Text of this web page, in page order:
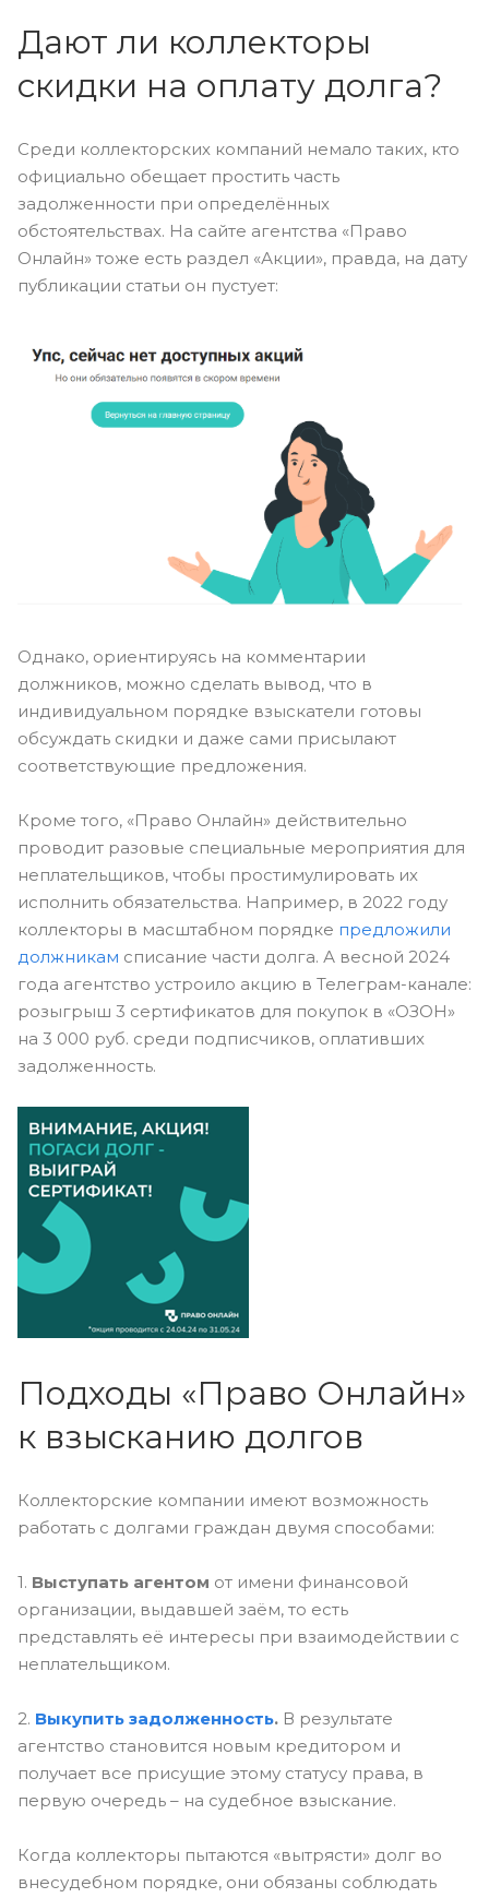
Дают ли коллекторы
скидки на оплату долга?
Среди коллекторских компаний немало таких, кто
официально обещает простить часть
задолженности при определённых
обстоятельствах. На сайте агентства «Право
Онлайн» тоже есть раздел «Акции», правда, на дату
публикации статьи он пустует:
Однако, ориентируясь на комментарии
должников, можно сделать вывод, что в
индивидуальном порядке взыскатели готовы
обсуждать скидки и даже сами присылают
соответствующие предложения.
Кроме того, «Право Онлайн» действительно
проводит разовые специальные мероприятия для
неплательщиков, чтобы простимулировать их
исполнить обязательства. Например, в 2022 году
коллекторы в масштабном порядке предложили
должникам списание части долга. А весной 2024
года агентство устроило акцию в Телеграм-канале:
розыгрыш 3 сертификатов для покупок в «ОЗОН»
на 3 000 руб. среди подписчиков, оплативших
задолженность.
Подходы «Право Онлайн»
к взысканию долгов
Коллекторские компании имеют возможность
работать с долгами граждан двумя способами:
1. Выступать агентом от имени финансовой
организации, выдавшей заём, то есть
представлять её интересы при взаимодействии с
неплательщиком.
2. Выкупить задолженность. В результате
агентство становится новым кредитором и
получает все присущие этому статусу права, в
первую очередь – на судебное взыскание.
Когда коллекторы пытаются «вытрясти» долг во
внесудебном порядке, они обязаны соблюдать